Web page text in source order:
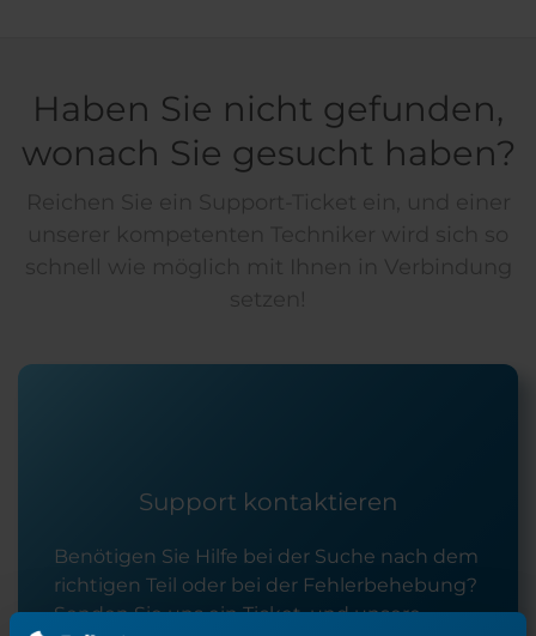
Haben Sie nicht gefunden,
wonach Sie gesucht haben?
Support kontaktieren
Benötigen Sie Hilfe bei der Suche nach dem
richtigen Teil oder bei der Fehlerbehebung?
Senden Sie uns ein Ticket, und unsere